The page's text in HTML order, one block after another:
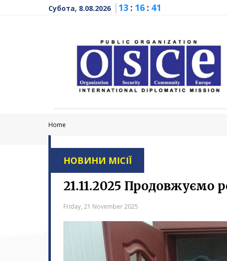
Субота, 8.08.2026 13 : 16 : 42
Home
НОВИНИ МІСІЇ
21.11.2025 Продовжуємо
Friday, 21 November 2025